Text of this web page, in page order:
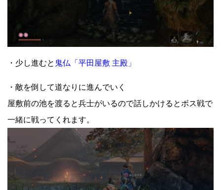
・少し進むと 鬼仏「平田屋敷 主殿」
・敵を倒して道なりに進んでいく
屋敷前の池を渡ると兵士がいるので話しかけるとボス戦で
一緒に戦ってくれます。